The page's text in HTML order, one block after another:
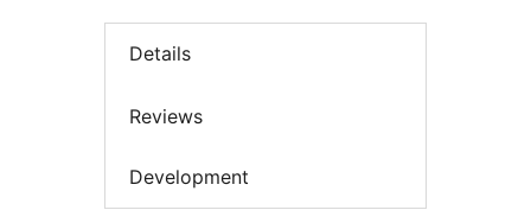
Details
Reviews
Development